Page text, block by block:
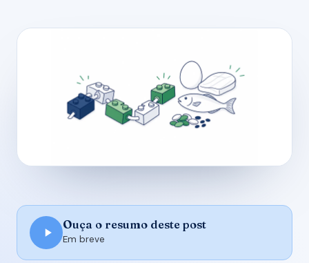
Ouça o resumo deste post
Em breve